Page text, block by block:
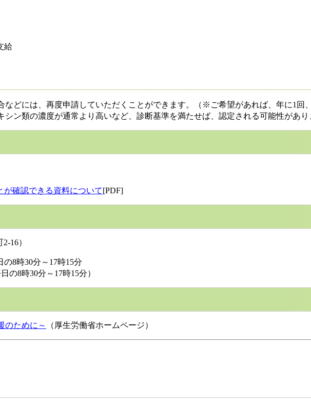
給
どには、再度申請していただくことができます。（※ご希望があれば、年に1回
ン類の濃度が通常より高いなど、診断基準を満たせば、認定される可能性があり
が確認できる資料について[PDF]
16）
8時30分～17時15分
時30分～17時15分）
のために～ （厚生労働省ホームページ）